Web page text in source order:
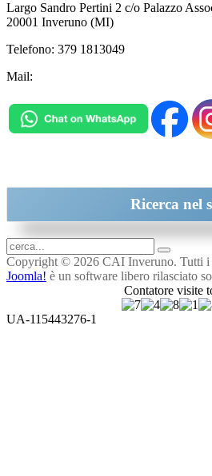
Largo Sandro Pertini 2 c/o Palazzo
20001 Inveruno (MI)
Telefono: 379 1813049
Mail:
Ricerca nel
Copyright © 2026 CAI Inveruno. Tutti i
Joomla! è un software libero rilasciato
Contatore visite
UA-115443276-1